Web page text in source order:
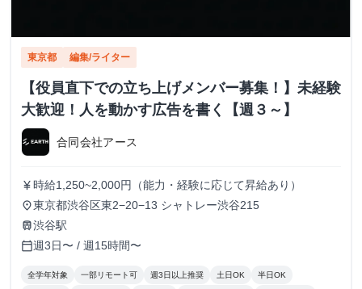
東京都 編集/ライター
【役員直下での立ち上げメンバー募集！】未経験
大歓迎！人を動かす広告を書く【週３～】
合同会社アース
currency_yen 時給1,250~2,000円（能力・経験に応じて昇給あり）
place東京都渋谷区東2−20−13 シャトレー渋谷215
train渋谷駅
calendar_today週3日〜 / 週15時間〜
全学年対象 一部リモート可 週3日以上推奨 土日OK 半日OK